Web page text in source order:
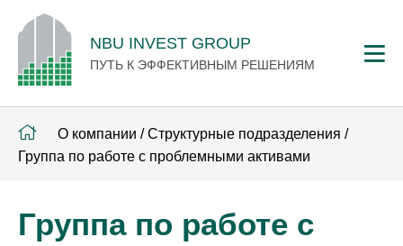
NBU INVEST GROUP
ПУТЬ К ЭФФЕКТИВНЫМ РЕШЕНИЯМ
О компании / Структурные подразделения /
Группа по работе с проблемными активами
Группа по работе с